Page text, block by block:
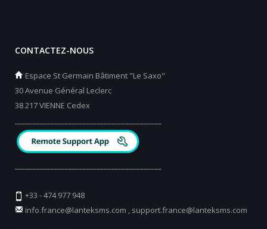
CONTACTEZ-NOUS
Espace St Germain Bâtiment "Le Saxo"
30 Avenue Général Leclerc
38 217 VIENNE Cedex
+33 - 474 977 948
info.france@lanteksms.com , support.france@lanteksms.com